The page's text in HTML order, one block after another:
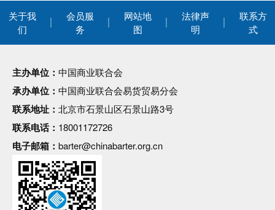
关于我
们
会员服
务
网站地
图
法律声
明
联系方
式
主办单位： 中国商业联合会
承办单位： 中国商业联合会易货贸易分会
联系地址： 北京市石景山区石景山路3号
联系电话： 18001172726
电子邮箱： barter@chinabarter.org.cn